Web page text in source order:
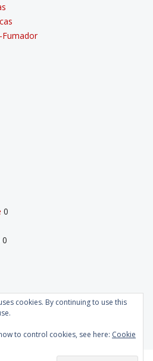
Fumador
0
0
cookies. By continuing to use this
to control cookies, see here: Cookie